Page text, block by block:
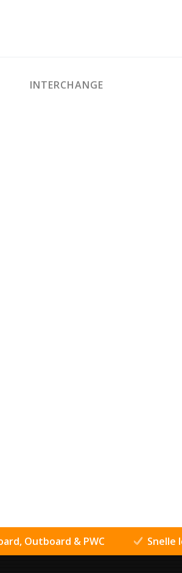
INTERCHANGE
Outboard & PWC Snelle